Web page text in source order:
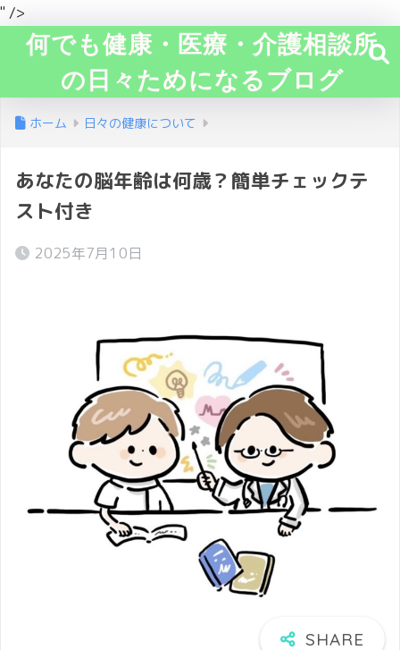
" />
何でも健康・医療・介護相談所
の日々ためになるブログ
ホーム 日々の健康について
あなたの脳年齢は何歳？簡単チェックテ
スト付き
2025年7月10日